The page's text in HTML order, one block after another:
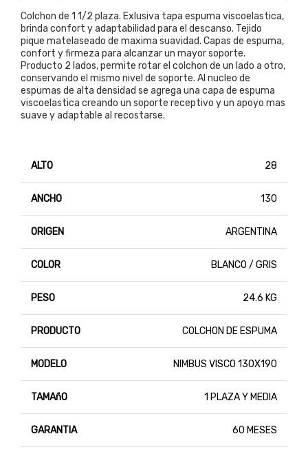
Colchon de 1 1/2 plaza. Exlusiva tapa espuma viscoelastica,
brinda confort y adaptabilidad para el descanso. Tejido
pique matelaseado de maxima suavidad. Capas de espuma,
confort y firmeza para alcanzar un mayor soporte.
Producto 2 lados, permite rotar el colchon de un lado a otro,
conservando el mismo nivel de soporte. Al nucleo de
espumas de alta densidad se agrega una capa de espuma
viscoelastica creando un soporte receptivo y un apoyo mas
suave y adaptable al recostarse.
ALTO 28
ANCHO 130
ORIGEN ARGENTINA
COLOR BLANCO / GRIS
PESO 24.6 KG
PRODUCTO COLCHON DE ESPUMA
MODELO NIMBUS VISCO 130X190
TAMAñO 1 PLAZA Y MEDIA
GARANTIA 60 MESES